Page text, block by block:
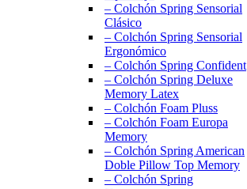
– Colchón Spring Sensorial
Clásico
– Colchón Spring Sensorial
Ergonómico
– Colchón Spring Confident
– Colchón Spring Deluxe
Memory Latex
– Colchón Foam Pluss
– Colchón Foam Europa
Memory
– Colchón Spring American
Doble Pillow Top Memory
– Colchón Spring